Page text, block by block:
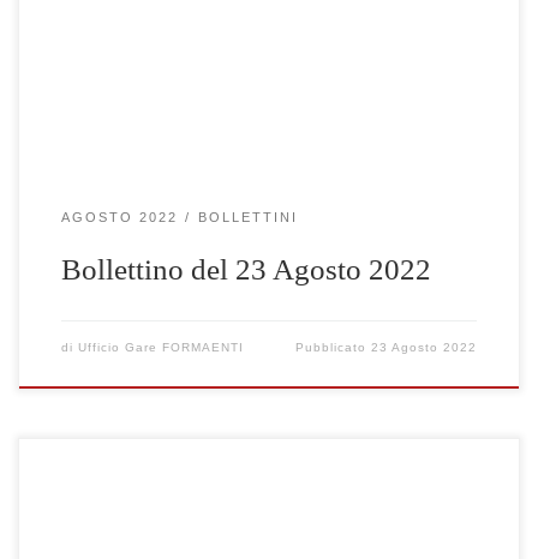
AGOSTO 2022 BOLLETTINI
Bollettino del 23 Agosto 2022
di Ufficio Gare FORMAENTI Pubblicato23 Agosto 2022